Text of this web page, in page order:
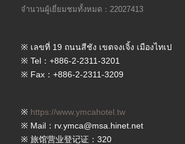
จำนวนผู้เยี่ยมชมทั้งหมด：22027413
※ เลขที่ 19 ถนนสีชัง เขตจงเจิ้ง เมืองไทเป
※ Tel：+886-2-2311-3201
※ Fax：+886-2-2311-3209
※ https://www.ymcahotel.tw
※ Mail：rv.ymca@msa.hinet.net
※ 旅馆营业登记证：320